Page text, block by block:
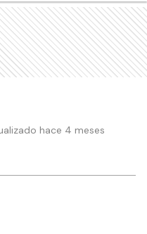
hace 4 meses